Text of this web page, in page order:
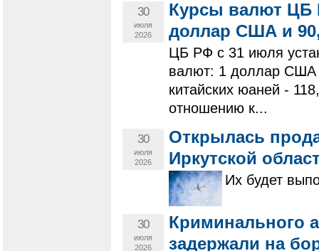
30
июля
2026
Курсы валют ЦБ
доллар США и
ЦБ РФ с 31 июля
валют: 1 доллар США
китайских юаней -
отношению к...
30
июля
2026
Открылась
Иркутской
Их будет
30
июля
2026
Криминального
задержали на